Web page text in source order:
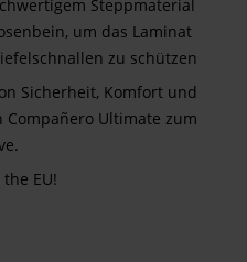
Steppmaterial
um das Laminat
zu schützen
Sicherheit, Komfort und
Ultimate zum
EU!